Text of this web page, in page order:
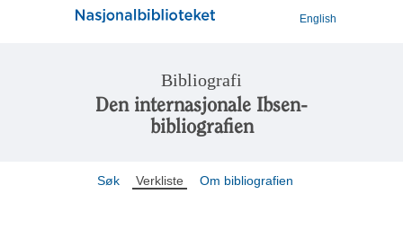
English
Bibliografi
Den internasjonale Ibsen-
bibliografien
Søk Verkliste Om bibliografien